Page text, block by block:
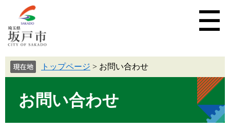
トップページ > お問い合わせ
お問い合わせ